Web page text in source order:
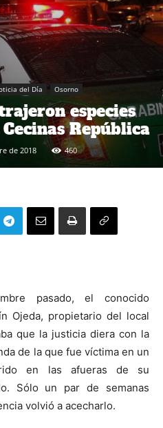
del Día Osorno
especies
República
de 2018 460
pasado, el conocido
Ojeda, propietario del local
que la justicia diera con la
de la que fue víctima en un
en las afueras de su
Sólo un par de semanas
volvió a acecharlo.